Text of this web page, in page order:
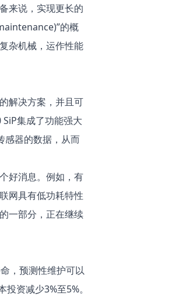
来说，实现更长的
的概
杂机械，运作性能
解决方案，并且可
集成了功能强大
感器的数据，从而
好消息。例如，有
网具有低功耗特性
一部分，正在继续
，预测性维护可以
资减少3%至5%。